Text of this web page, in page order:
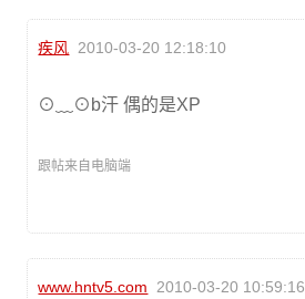
疾风 2010-03-20 12:18:10
⊙﹏⊙b汗 偶的是XP
跟帖来自电脑端
www.hntv5.com 2010-03-20 10:59:16